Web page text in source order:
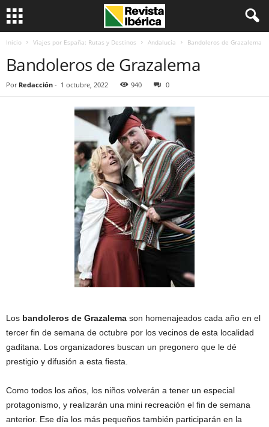
Inicio Viajes por España: Rutas y Destinos Andalucía Bandoleros de Grazalema
Bandoleros de Grazalema
Por Redacción - 1 octubre, 2022 940 0
Los bandoleros de Grazalema son homenajeados cada año en el
tercer fin de semana de octubre por los vecinos de esta localidad
gaditana. Los organizadores buscan un pregonero que le dé
prestigio y difusión a esta fiesta.
Como todos los años, los niños volverán a tener un especial
protagonismo, y realizarán una mini recreación el fin de semana
anterior. Ese día los más pequeños también participarán en la